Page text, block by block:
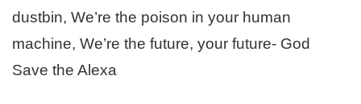
dustbin, We’re the poison in your human
machine, We’re the future, your future- God
Save the Alexa